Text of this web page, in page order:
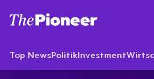
Top NewsPolitikInvestment